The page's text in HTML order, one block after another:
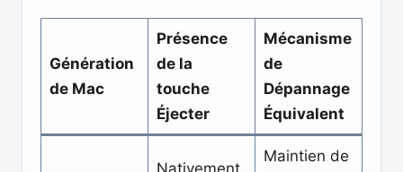
Génération
de Mac
Présence
de la
touche
Éjecter
Mécanisme
de
Dépannage
Équivalent
Nativement
Maintien de